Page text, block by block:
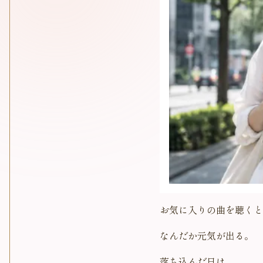
お気に入りの曲を聴く
なんだか元気が出る。